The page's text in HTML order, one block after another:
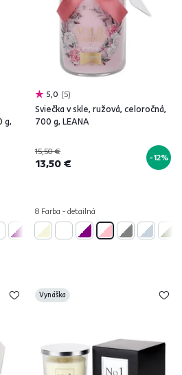
g,
5,0 5
Sviečka v skle, ružová, celoročná,
700 g, LEANA
15,50 €
13,50 € -12%
8 Farba - detailná
Vynáška